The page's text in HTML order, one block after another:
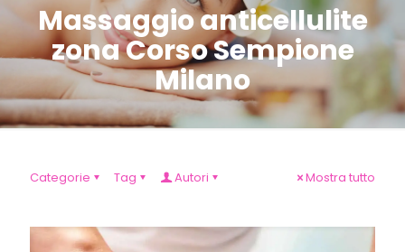
Massaggio anticellulite
zona Corso Sempione
Milano
Categorie Tag Autori Mostra tutto